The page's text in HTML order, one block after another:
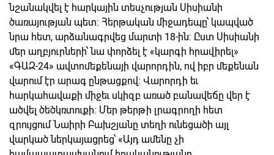
նշանակվել է հարկային տեսչության Սիսիանի
ծառայության պետ: Հերթական միջադեպը՝ կապված
նրա հետ, արձանագրվեց մարտի 18-ին: Ըստ Սիսիանի
մեր աղբյուրների՝ նա փորձել է «կարգի հրավիրել»
«ԳԱԶ-24» ավտոմեքենայի վարորդին, ով իբր մեքենան
վարում էր արագ ընթացքով: Վարորդի եւ
հարկահավաքի միջեւ սկիզբ առած բանավեճը վեր է
ածվել ծեծկռտուքի: Մեր թերթի լրագրողի հետ
զրույցում Նաիրի Բախշյանը տեղի ունեցածի այլ
վարկած ներկայացրեց՝ «Այդ ամենը չի